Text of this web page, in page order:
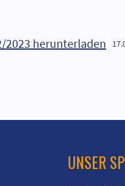
2023 herunterladen
UNSER